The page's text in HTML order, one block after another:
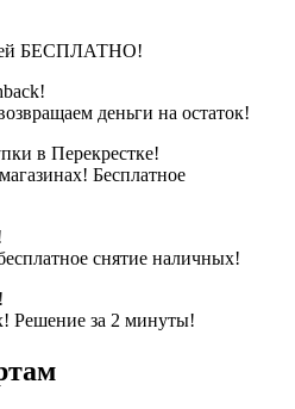
БЕСПЛАТНО!
деньги на остаток!
в Перекрестке!
Бесплатное
снятие наличных!
Решение за 2 минуты!